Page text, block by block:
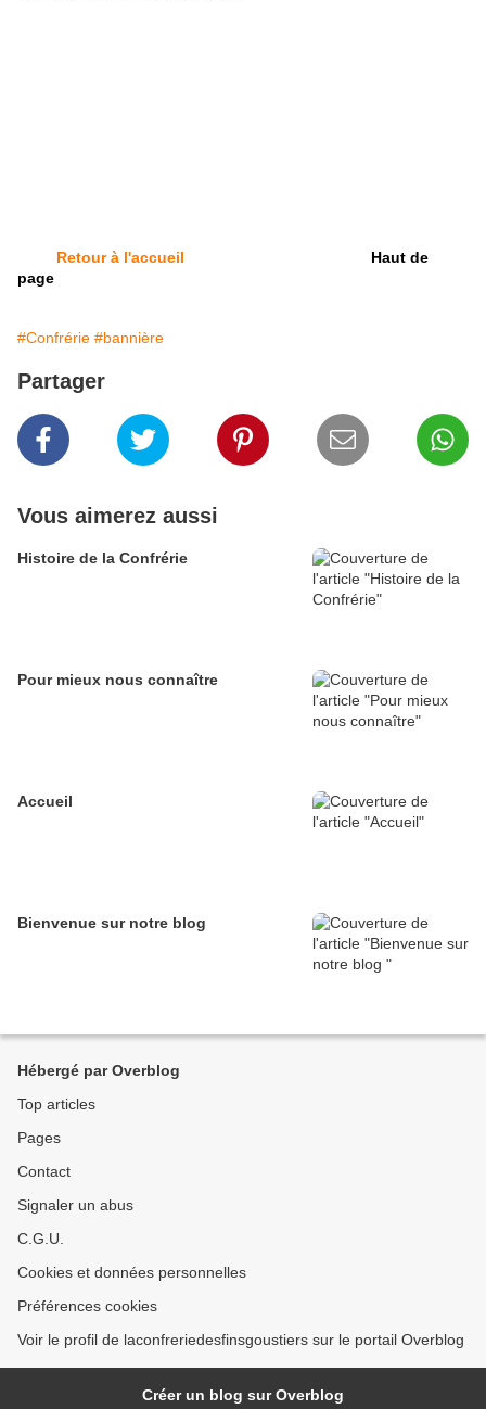
Retour à l'accueil
Haut de
page
#Confrérie #bannière
Partager
Vous aimerez aussi
Histoire de la Confrérie
Pour mieux nous connaître
Accueil
Bienvenue sur notre blog
Hébergé par Overblog
Top articles
Pages
Contact
Signaler un abus
C.G.U.
Cookies et données personnelles
Préférences cookies
Voir le profil de laconfreriedesfinsgoustiers sur le portail Overblog
Créer un blog sur Overblog